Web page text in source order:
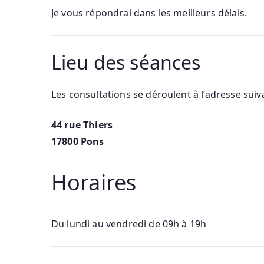
Je vous répondrai dans les meilleurs délais.
Lieu des séances
Les consultations se déroulent à l’adresse
44 rue Thiers
17800 Pons
Horaires
Du lundi au vendredi de 09h à 19h